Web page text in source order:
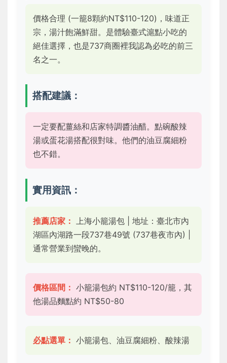
價格合理 (一籠8顆約NT$110-120)，味道正
宗，湯汁飽滿鮮甜。是體驗臺式滬點小吃的
絕佳選擇，也是737商圈裡我認為必吃的前三
名之一。
搭配建議：
一定要配薑絲和店家特調醬油醋。點碗酸辣
湯或蛋花湯搭配很對味。他們的油豆腐細粉
也不錯。
實用資訊：
推薦店家： 上海小籠湯包 | 地址：臺北市內
湖區內湖路一段737巷49號 (737巷夜市內) |
通常營業到蠻晚的。
價格區間： 小籠湯包約 NT$110-120/籠，其
他湯品麵點約 NT$50-80
必點選單： 小籠湯包、油豆腐細粉、酸辣湯